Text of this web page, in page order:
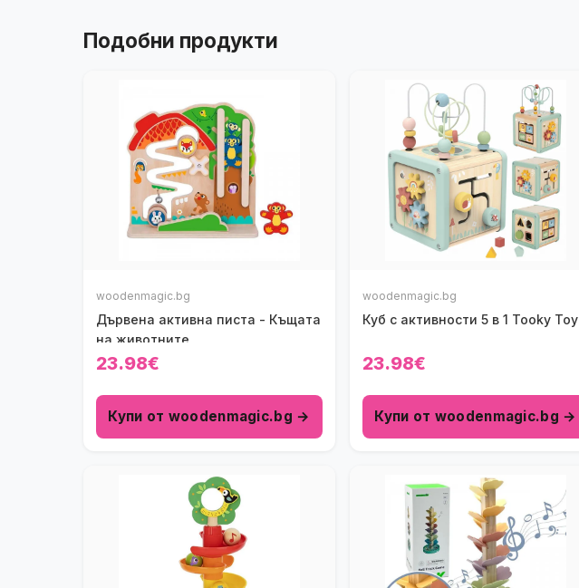
Подобни продукти
woodenmagic.bg
Дървена активна писта - Къщата
на животните
23.98€
Купи от woodenmagic.bg →
woodenmagic.bg
Куб с активности 5 в 1 Tooky Toy
23.98€
Купи от woodenmagic.bg →